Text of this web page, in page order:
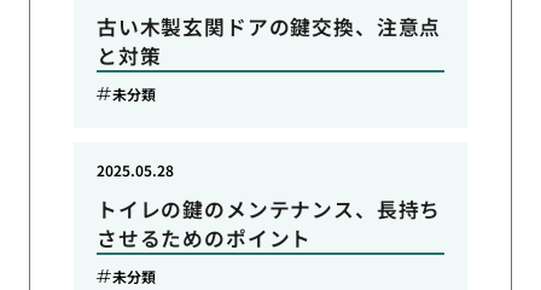
古い木製玄関ドアの鍵交換、注意点
と対策
未分類
トイレの鍵のメンテナンス、長持ち
させるためのポイント
2025.05.28
未分類